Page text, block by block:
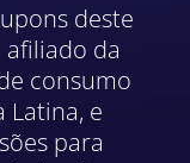
deste
da
consumo
Latina, e
para